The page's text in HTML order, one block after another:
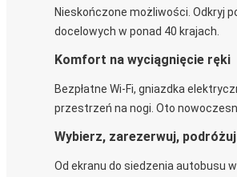
Nieskończone możliwości. Odkryj
docelowych w ponad 40 krajach.
Komfort na wyciągnięcie ręki
Bezpłatne Wi-Fi, gniazdka
przestrzeń na nogi. Oto
Wybierz, zarezerwuj, podróżuj
Od ekranu do siedzenia autobusu